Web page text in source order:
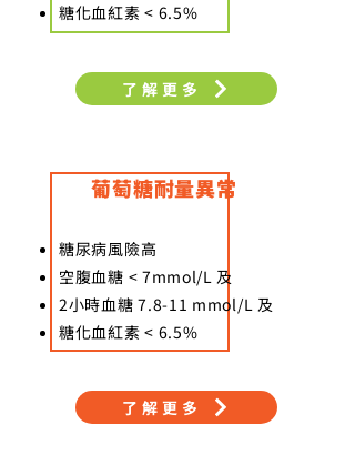
​糖化血紅素 < 6.5%
了解更多
糖尿病風險高
空腹血糖 < 7mmol/L 及
2小時血糖 7.8-11 mmol/L 及
糖化血紅素 < 6.5%
​葡萄糖耐量異常
了解更多